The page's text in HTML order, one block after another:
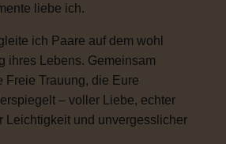
liebe ich.
ich Paare auf dem wohl
ihres Lebens. Gemeinsam
Freie Trauung, die Eure
– voller Liebe, echter
Leichtigkeit und unvergesslicher